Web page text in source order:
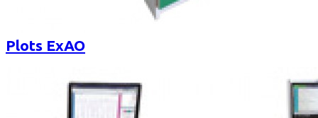
Plots ExAO